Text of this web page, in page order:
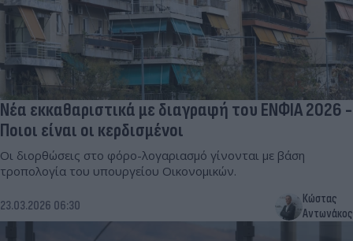
Νέα εκκαθαριστικά με διαγραφή του ΕΝΦΙΑ 2026 -
Ποιοι είναι οι κερδισμένοι
Οι διορθώσεις στο φόρο-λογαριασμό γίνονται με βάση
τροπολογία του υπουργείου Οικονομικών.
23.03.2026 06:30
Κώστας
Αντωνάκος